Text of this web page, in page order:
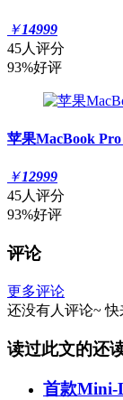
￥14999
45人评分
93%好评
苹果MacBook Pro
￥12999
45人评分
93%好评
评论
更多评论
还没有人评论~ 快
读过此文的还
首款Mini-